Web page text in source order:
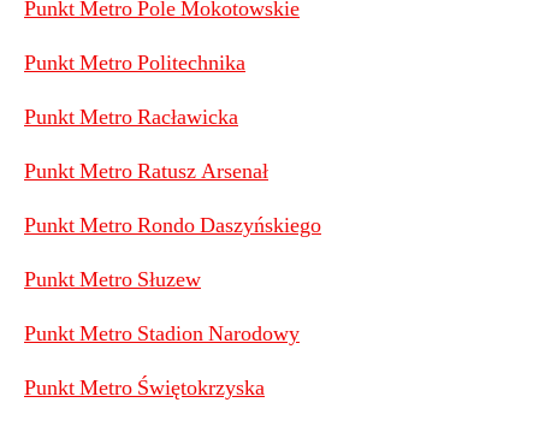
Punkt Metro Pole Mokotowskie
Punkt Metro Politechnika
Punkt Metro Racławicka
Punkt Metro Ratusz Arsenał
Punkt Metro Rondo Daszyńskiego
Punkt Metro Słuzew
Punkt Metro Stadion Narodowy
Punkt Metro Świętokrzyska